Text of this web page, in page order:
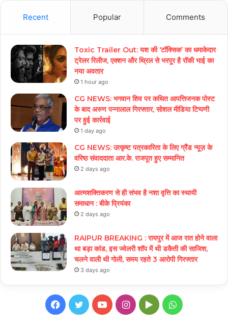
Recent Popular Comments
Toxic Trailer Out: यश की ‘टॉक्सिक’ का धमाकेदार
ट्रेलर रिलीज, एक्शन और थ्रिल से भरपूर है रॉकी भाई का
नया अवतार
1 hour ago
CG NEWS: भगवान शिव पर कथित आपत्तिजनक पोस्ट
के बाद अरुण पन्नालाल गिरफ्तार, सोशल मीडिया टिप्पणी
पर हुई कार्रवाई
1 day ago
CG NEWS: उत्कृष्ट पत्रकारिता के लिए ग्रैंड न्यूज़ के
वरिष्ठ संवाददाता आर.के. राजपूत हुए सम्मानित
2 days ago
आत्मशक्तिकरण से ही संभव है नशा वृत्ति का स्थायी
समाधान : बीके प्रियंका
2 days ago
RAIPUR BREAKING : रायपुर में आज रात होने वाला
था बड़ा कांड, इस ज्वेलरी शॉप में थी डकैती की साजिश,
चलने वाली थी गोली, समय रहते 3 आरोपी गिरफ्तार
3 days ago
Facebook
TwitterYouTubeInstagram
GoogleWhatsApp